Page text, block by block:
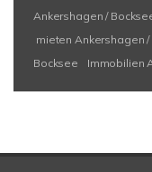
Ankershagen /
mieten Ankershagen /
Bocksee
Immobilien